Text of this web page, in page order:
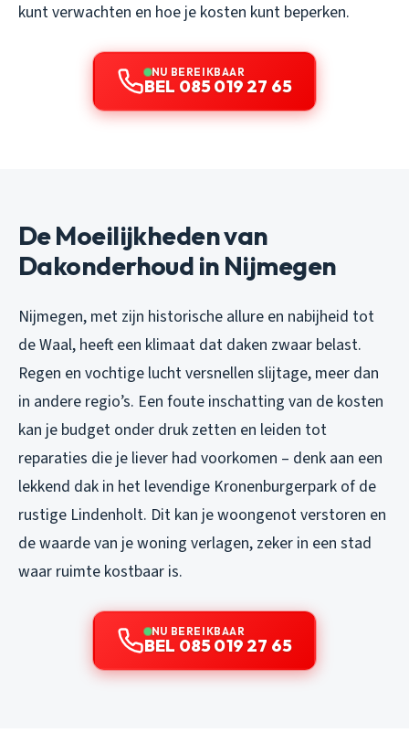
kunt verwachten en hoe je kosten kunt beperken.
NU BEREIKBAAR
BEL 085 019 27 65
De Moeilijkheden van
Dakonderhoud in Nijmegen
Nijmegen, met zijn historische allure en nabijheid tot
de Waal, heeft een klimaat dat daken zwaar belast.
Regen en vochtige lucht versnellen slijtage, meer dan
in andere regio’s. Een foute inschatting van de kosten
kan je budget onder druk zetten en leiden tot
reparaties die je liever had voorkomen – denk aan een
lekkend dak in het levendige Kronenburgerpark of de
rustige Lindenholt. Dit kan je woongenot verstoren en
de waarde van je woning verlagen, zeker in een stad
waar ruimte kostbaar is.
NU BEREIKBAAR
BEL 085 019 27 65